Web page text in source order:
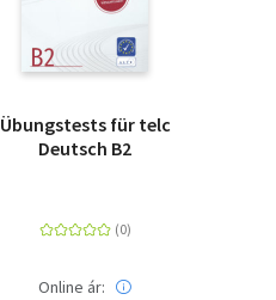
Übungstests für telc
Deutsch B2
Online ár: